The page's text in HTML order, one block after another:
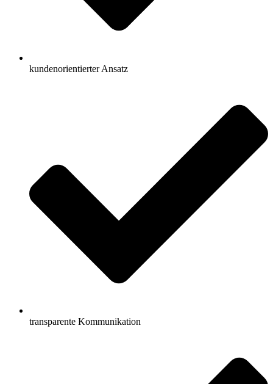
kundenorientierter Ansatz
transparente Kommunikation